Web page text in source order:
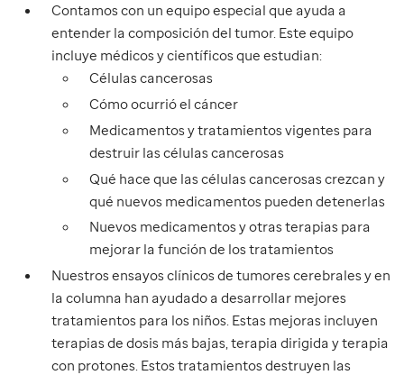
Contamos con un equipo especial que ayuda a
entender la composición del tumor. Este equipo
incluye médicos y científicos que estudian:
Células cancerosas
Cómo ocurrió el cáncer
Medicamentos y tratamientos vigentes para
destruir las células cancerosas
Qué hace que las células cancerosas crezcan y
qué nuevos medicamentos pueden detenerlas
Nuevos medicamentos y otras terapias para
mejorar la función de los tratamientos
Nuestros ensayos clínicos de tumores cerebrales y en
la columna han ayudado a desarrollar mejores
tratamientos para los niños. Estas mejoras incluyen
terapias de dosis más bajas, terapia dirigida y terapia
con protones. Estos tratamientos destruyen las